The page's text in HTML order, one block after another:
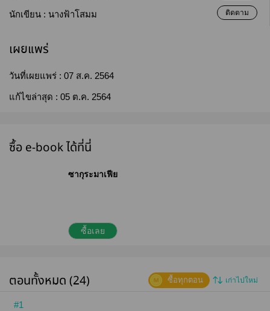
นักเขียน : นางฟ้าโสมม ติดตาม
เผยแพร่
วันที่เผยแพร่ : 07 ส.ค. 2564
แก้ไขล่าสุด : 05 ต.ค. 2564
ซื้อ e-book ได้ที่นี่
ซากุระมาเฟีย
ซื้อเลย
ตอนทั้งหมด (24) เก่าไปใหม่
ซื้อทุกตอน
#1